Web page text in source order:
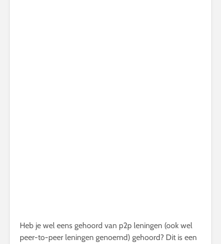
Heb je wel eens gehoord van p2p leningen (ook wel
peer-to-peer leningen genoemd) gehoord? Dit is een